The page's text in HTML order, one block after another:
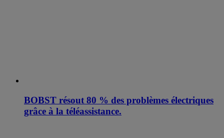
BOBST résout 80 % des problèmes électriques
grâce à la téléassistance.